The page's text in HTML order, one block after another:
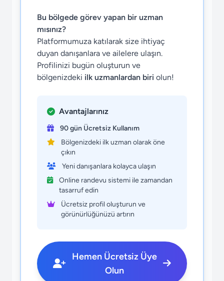
Bu bölgede görev yapan bir uzman
mısınız?
Platformumuza katılarak size ihtiyaç
duyan danışanlara ve ailelere ulaşın.
Profilinizi bugün oluşturun ve
bölgenizdeki ilk uzmanlardan biri olun!
Avantajlarınız
90 gün Ücretsiz Kullanım
Bölgenizdeki ilk uzman olarak öne
çıkın
Yeni danışanlara kolayca ulaşın
Online randevu sistemi ile zamandan
tasarruf edin
Ücretsiz profil oluşturun ve
görünürlüğünüzü artırın
Hemen Ücretsiz Üye
Olun